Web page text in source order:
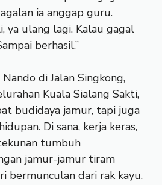
ia anggap guru.
ya ulang lagi. Kalau gagal
berhasil.”
di Jalan Singkong,
Kuala Sialang Sakti,
budidaya jamur, tapi juga
Di sana, kerja keras,
tumbuh
jamur-jamur tiram
bermunculan dari rak kayu.